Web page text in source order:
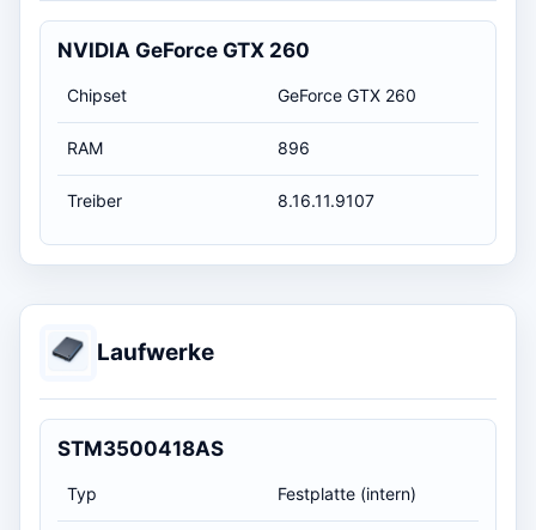
NVIDIA GeForce GTX 260
Chipset GeForce GTX 260
RAM 896
Treiber 8.16.11.9107
Laufwerke
STM3500418AS
Typ Festplatte (intern)